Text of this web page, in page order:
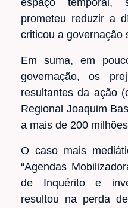
prometeu reduzir a
criticou a governação
Em suma, em
governação, os
resultantes da ação
Regional Joaquim
a mais de 200
O caso mais
“Agendas
de Inquérito e
resultou na perda